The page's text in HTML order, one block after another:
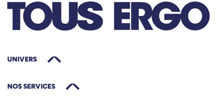
UNIVERS
NOS SERVICES